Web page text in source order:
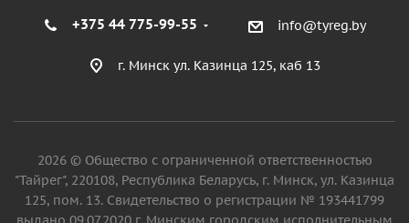
+375 44 775-99-55 info@tyreg.by
г. Минск ул. Казинца 125, каб 13
2026 © Общество с ограниченной ответственностью
"Тайрег", 220108, Республика Беларусь, г. Минск, ул. Казинца
125, пом. 13. Свидетельство о регистрации № 193441799